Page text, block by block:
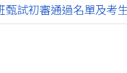
甄試初審通過名單及考